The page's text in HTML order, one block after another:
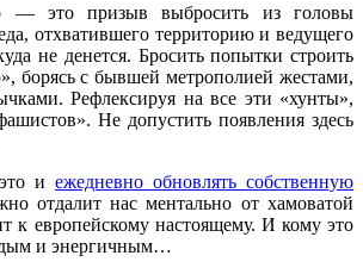
— это призыв выбросить из головы
отхватившего территорию и ведущего
не денется. Бросить попытки строить
борясь с бывшей метрополией жестами,
Рефлексируя на все эти «хунты»,
Не допустить появления здесь
и ежедневно обновлять собственную
отдалит нас ментально от хамоватой
к европейскому настоящему. И кому это
и энергичным…